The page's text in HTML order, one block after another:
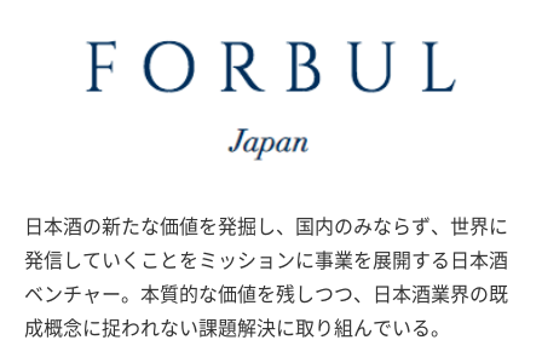
日本酒の新たな価値を発掘し、国内のみならず、世界に
発信していくことをミッションに事業を展開する日本酒
ベンチャー。本質的な価値を残しつつ、日本酒業界の既
成概念に捉われない課題解決に取り組んでいる。